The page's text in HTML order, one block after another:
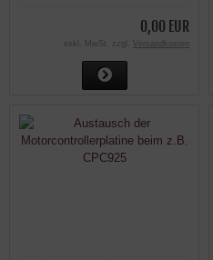
0,00 EUR
exkl. MwSt. zzgl. Versandkosten